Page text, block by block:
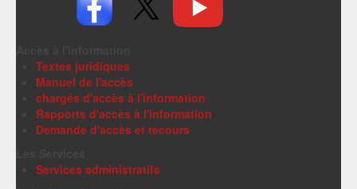
Textes juridiques
Manuel de l'accès
chargés d'accès à l'information
Rapports d'accès à l'information
Demande d'accès et recours
Services administratifs